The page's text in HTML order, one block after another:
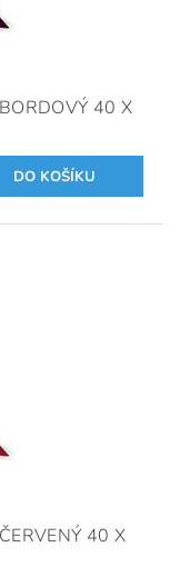
40 X
40 X